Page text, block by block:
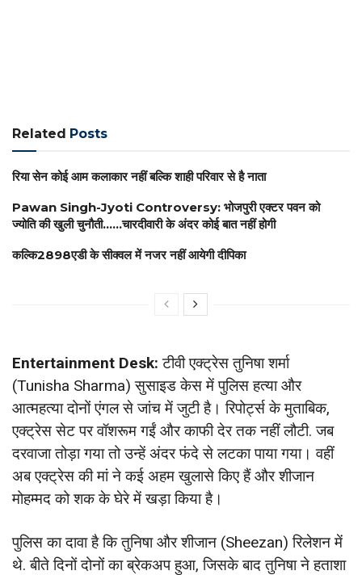
Related Posts
रिया सेन कोई आम कलाकार नहीं बल्कि शाही परिवार से है नाता
Pawan Singh-Jyoti Controversy: भोजपुरी एक्टर पवन को
ज्योति की खुली चुनौती……चारदीवारी के अंदर कोई बात नहीं होगी
कल्कि2898एडी के सीक्वल में नजर नहीं आयेगी दीपिका
Entertainment Desk: टीवी एक्ट्रेस तुनिषा शर्मा
(Tunisha Sharma) सुसाइड केस में पुलिस हत्या और
आत्महत्या दोनों एंगल से जांच में जुटी है। रिपोर्ट्स के मुताबिक,
एक्ट्रेस सेट पर वॉशरूम गईं और काफी देर तक नहीं लौटी. जब
दरवाजा तोड़ा गया तो उन्हें अंदर फंदे से लटका पाया गया। वहीं
अब एक्ट्रेस की मां ने कई अहम खुलासे किए हैं और शीजान
मोहम्मद को शक के घेरे में खड़ा किया है।
पुलिस का दावा है कि तुनिषा और शीजान (Sheezan) रिलेशन में
थे. बीते दिनों दोनों का ब्रेकअप हुआ, जिसके बाद तुनिषा ने हताशा